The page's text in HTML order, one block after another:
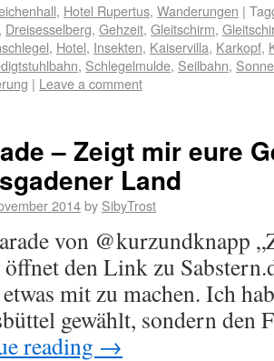
, Hotel Rupertus, Wanderungen |
Dreisesselberg, Gehzeit, Gleitschirm,
, Hotel, Insekten, Kaiservilla, Karkopf,
, Schlegelmulde, Seilbahn,
| Leave a comment
– Zeigt mir eure
Land
2014by SibyTrost
von @kurzundknapp
den Link zu
mit zu machen. Ich
gewählt, sondern den
reading →